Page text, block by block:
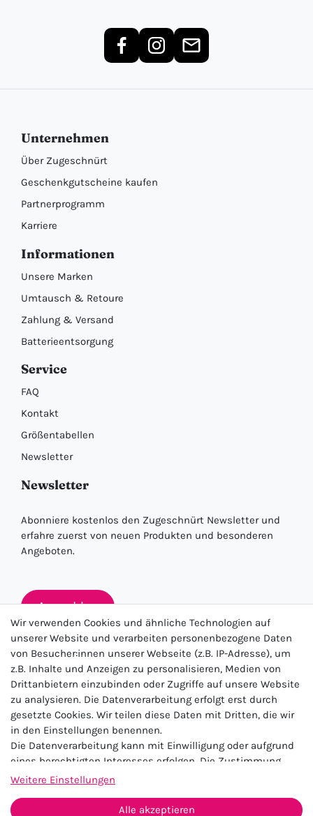
Unternehmen
Über Zugeschnürt
Geschenkgutscheine kaufen
Partnerprogramm
Karriere
Informationen
Unsere Marken
Umtausch & Retoure
Zahlung & Versand
Batterieentsorgung
Service
FAQ
Kontakt
Größentabellen
Newsletter
Newsletter
Abonniere kostenlos den Zugeschnürt Newsletter und
erfahre zuerst von neuen Produkten und besonderen
Angeboten.
Anmelden
★★★★★
4.5 / 5.0 (23.143)
Impressum Daten­schutz­erklärung
AGB
Wir verwenden Cookies und ähnliche Technologien auf
unserer Website und verarbeiten personenbezogene Daten
von Besucher:innen unserer Webseite (z.B. IP-Adresse), um
z.B. Inhalte und Anzeigen zu personalisieren, Medien von
Drittanbietern einzubinden oder Zugriffe auf unsere Website
zu analysieren. Die Datenverarbeitung erfolgt erst durch
gesetzte Cookies. Wir teilen diese Daten mit Dritten, die wir
in den Einstellungen benennen.
Die Datenverarbeitung kann mit Einwilligung oder aufgrund
eines berechtigten Interesses erfolgen. Die Zustimmung
kann erteilt oder abgelehnt werden. Es besteht das Recht,
Zeitpunkt zu ändern oder zu widerrufen. Beachten Sie unser
Weitere Einstellungen
Alle akzeptieren